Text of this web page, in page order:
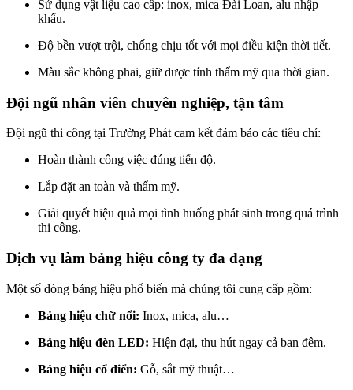
Sử dụng vật liệu cao cấp: inox, mica Đài Loan, alu nhập
khẩu.
Độ bền vượt trội, chống chịu tốt với mọi điều kiện thời tiết.
Màu sắc không phai, giữ được tính thẩm mỹ qua thời gian.
Đội ngũ nhân viên chuyên nghiệp, tận tâm
Đội ngũ thi công tại Trường Phát cam kết đảm bảo các tiêu chí:
Hoàn thành công việc đúng tiến độ.
Lắp đặt an toàn và thẩm mỹ.
Giải quyết hiệu quả mọi tình huống phát sinh trong quá trình
thi công.
Dịch vụ làm bảng hiệu công ty đa dạng
Một số dòng bảng hiệu phổ biến mà chúng tôi cung cấp gồm:
Bảng hiệu chữ nổi: Inox, mica, alu…
Bảng hiệu đèn LED: Hiện đại, thu hút ngay cả ban đêm.
Bảng hiệu cổ điển: Gỗ, sắt mỹ thuật…